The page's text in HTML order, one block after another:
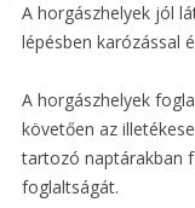
A horgászhelyek jól
lépésben karózással
A horgászhelyek
követően az
tartozó naptárakban
foglaltságát.